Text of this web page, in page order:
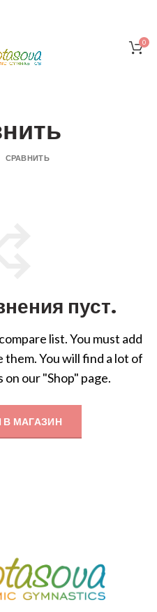
0
СРАВНИТЬ
пуст.
list. You must add
them.You will find a lot of
our "Shop" page.
В МАГАЗИН